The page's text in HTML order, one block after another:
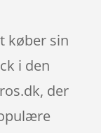
køber sin
i den
der